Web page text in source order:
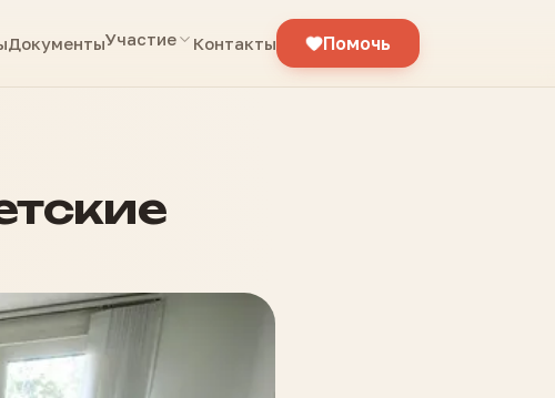
ДокументыУчастие Контакты Помочь